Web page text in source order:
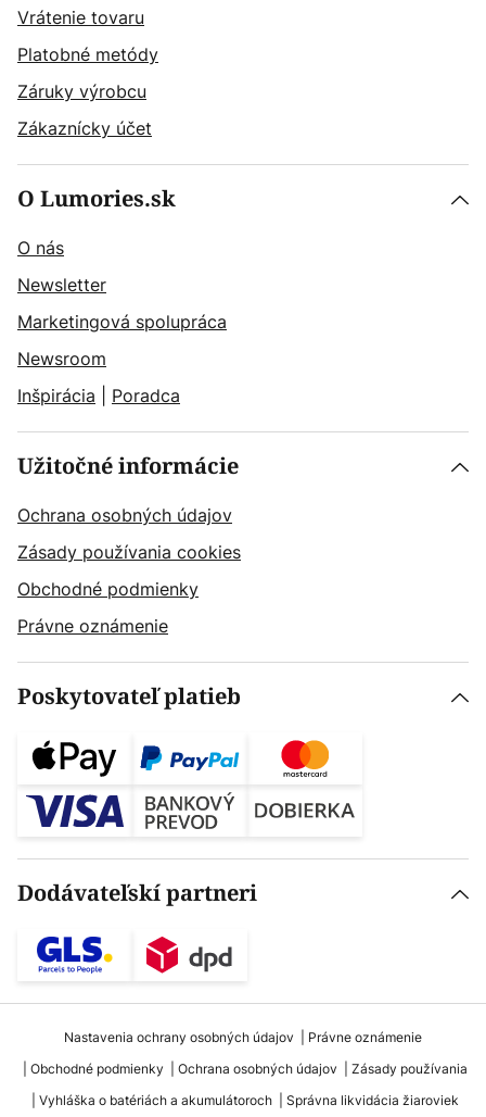
Vrátenie tovaru
Platobné metódy
Záruky výrobcu
Zákaznícky účet
O Lumories.sk
O nás
Newsletter
Marketingová spolupráca
Newsroom
Inšpirácia
Poradca
Užitočné informácie
Ochrana osobných údajov
Zásady používania cookies
Obchodné podmienky
Právne oznámenie
Poskytovateľ platieb
Dodávateľskí partneri
Nastavenia ochrany osobných údajov
Právne oznámenie
Obchodné podmienky
Ochrana osobných údajov
Zásady používania
Vyhláška o batériách a akumulátoroch
Správna likvidácia žiaroviek